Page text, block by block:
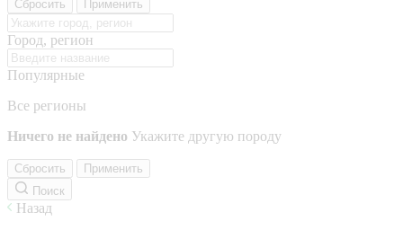
Сбросить Применить
Город, регион
Популярные
Все регионы
Ничего не найдено Укажите другую породу
Сбросить
Применить
Поиск
Назад